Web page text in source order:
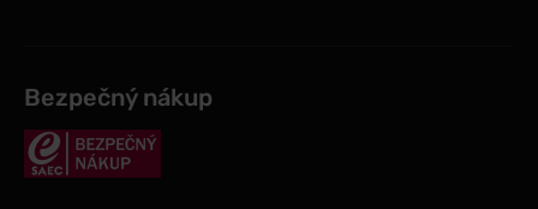
Bezpečný nákup